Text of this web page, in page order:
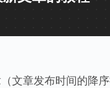
文章发布时间的降